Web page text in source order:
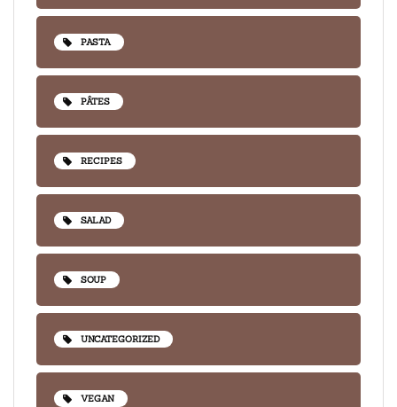
PASTA
PÂTES
RECIPES
SALAD
SOUP
UNCATEGORIZED
VEGAN